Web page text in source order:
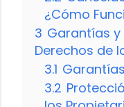
¿Cómo
3 Garantías y
Derechos de
3.1
3.2